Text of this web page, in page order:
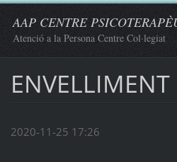
AAP CENTRE
Atenció a la Persona Centre Col·legiat
ENVELLIMENT
2020-11-25 17:26